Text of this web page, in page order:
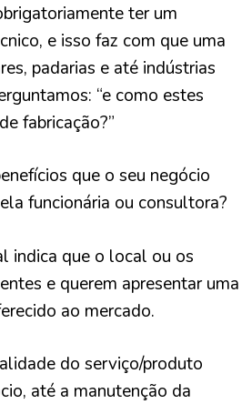
ter um
e isso faz com que uma
padarias e até indústrias
“e como estes
fabricação?”
que o seu negócio
funcionária ou consultora?
indica que o local ou os
e querem apresentar uma
ao mercado.
do serviço/produto
até a manutenção da